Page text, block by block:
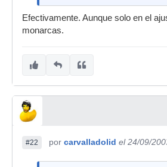
Efectivamente. Aunque solo en el
monarcas.
#22 por carvalladolid el 24/09/